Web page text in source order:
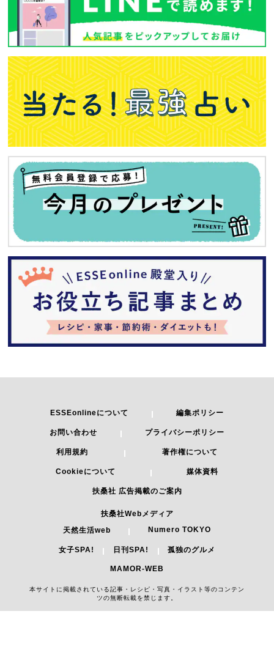
ESSEonlineについて 編集ポリシー
お問い合わせ プライバシーポリシー
利用規約 著作権について
Cookieについて 媒体資料
扶桑社 広告掲載のご案内
扶桑社Webメディア
天然生活web
Numero TOKYO
女子SPA! 日刊SPA! 孤独のグルメ
MAMOR-WEB
本サイトに掲載されている記事・レシピ・写真・イラスト等のコンテン
ツの無断転載を禁じます。